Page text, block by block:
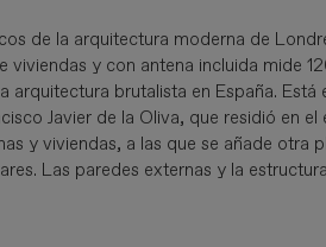
de la arquitectura moderna de
viviendas y con antena incluida mide
arquitectura brutalista en España. Está
Javier de la Oliva, que residió en
y viviendas, a las que se añade otra
Las paredes externas y la